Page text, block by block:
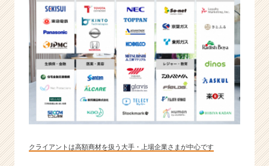
クライアントは高額商材を扱う大手・上場企業さまが中心です